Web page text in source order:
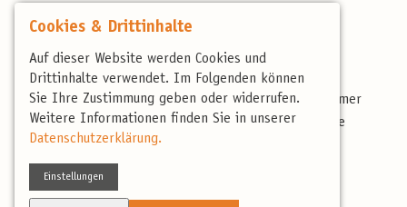
Cookies & Drittinhalte
Auf dieser Website werden Cookies und
Drittinhalte verwendet. Im Folgenden können
Sie Ihre Zustimmung geben oder widerrufen.
Weitere Informationen finden Sie in unserer
Datenschutzerklärung.
Einstellungen
Halbpension
Begrüßungskaffee und Kuchen
3x Mittagessen (2 x Suppe und 1 x Lunchpaket)
€ 5,00 Spende für Großtrappenprojekt pro Teilnehmer
Professionelle, deutschsprachige und landeskundige
Reiseleitung
Artenliste
Reisebericht